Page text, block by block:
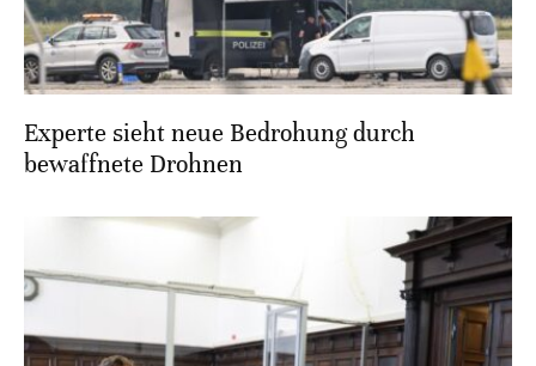
Experte sieht neue Bedrohung durch
bewaffnete Drohnen